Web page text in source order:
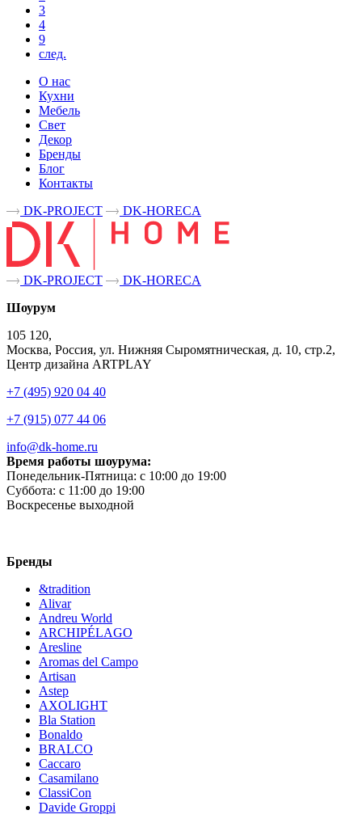
3
4
9
след.
О нас
Кухни
Мебель
Свет
Декор
Бренды
Блог
Контакты
DK-PROJECT
DK-HORECA
DK-PROJECT
DK-HORECA
Шоурум
105 120,
Москва, Россия, ул. Нижняя Сыромятническая, д. 10, стр.2,
Центр дизайна ARTPLAY
+7 (495) 920 04 40
+7 (915) 077 44 06
info@dk-home.ru
Время работы шоурума:
Понедельник-Пятница: c 10:00 до 19:00
Суббота: c 11:00 до 19:00
Воскресенье выходной
Бренды
&tradition
Alivar
Andreu World
ARCHIPÉLAGO
Aresline
Aromas del Campo
Artisan
Astep
AXOLIGHT
Bla Station
Bonaldo
BRALCO
Caccaro
Casamilano
ClassiCon
Davide Groppi